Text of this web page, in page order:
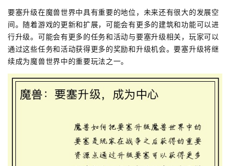
要塞升级在魔兽世界中具有重要的地位，未来还有很大的发展空
间。随着游戏的更新和扩展，可能会有更多的建筑和功能可以进
行升级。可能会有更多的任务和活动与要塞升级相关，玩家可以
通过这些任务和活动获得更多的奖励和升级机会。要塞升级将继
续成为魔兽世界中的重要玩法之一。